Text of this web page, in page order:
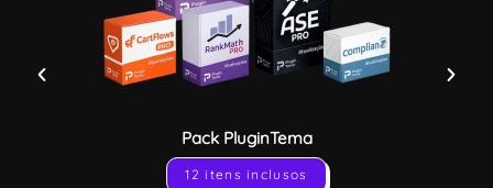
Pack PluginTema
12 itens inclusos